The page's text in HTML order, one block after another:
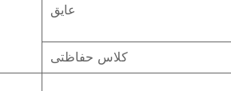
عایق
کلاس حفاظتی